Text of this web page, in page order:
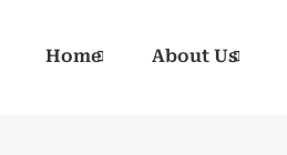
Home About Us